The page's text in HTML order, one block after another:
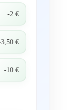
-2 €
€
-10 €